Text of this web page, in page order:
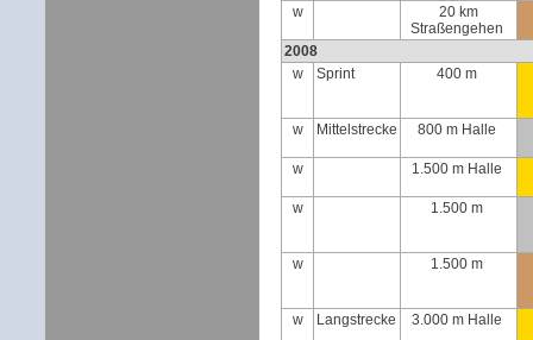
w
20 km
Straßengehen
2008
w
Sprint 400 m
w Mittelstrecke 800 m Halle
w 1.500 m Halle
w 1.500 m
w 1.500 m
w Langstrecke 3.000 m Halle